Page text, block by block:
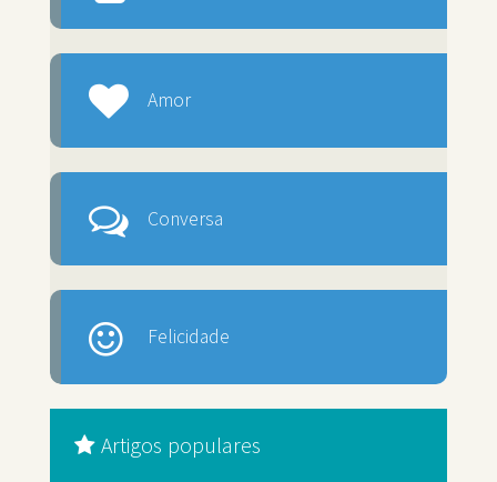
Amor
Conversa
Felicidade
Artigos populares